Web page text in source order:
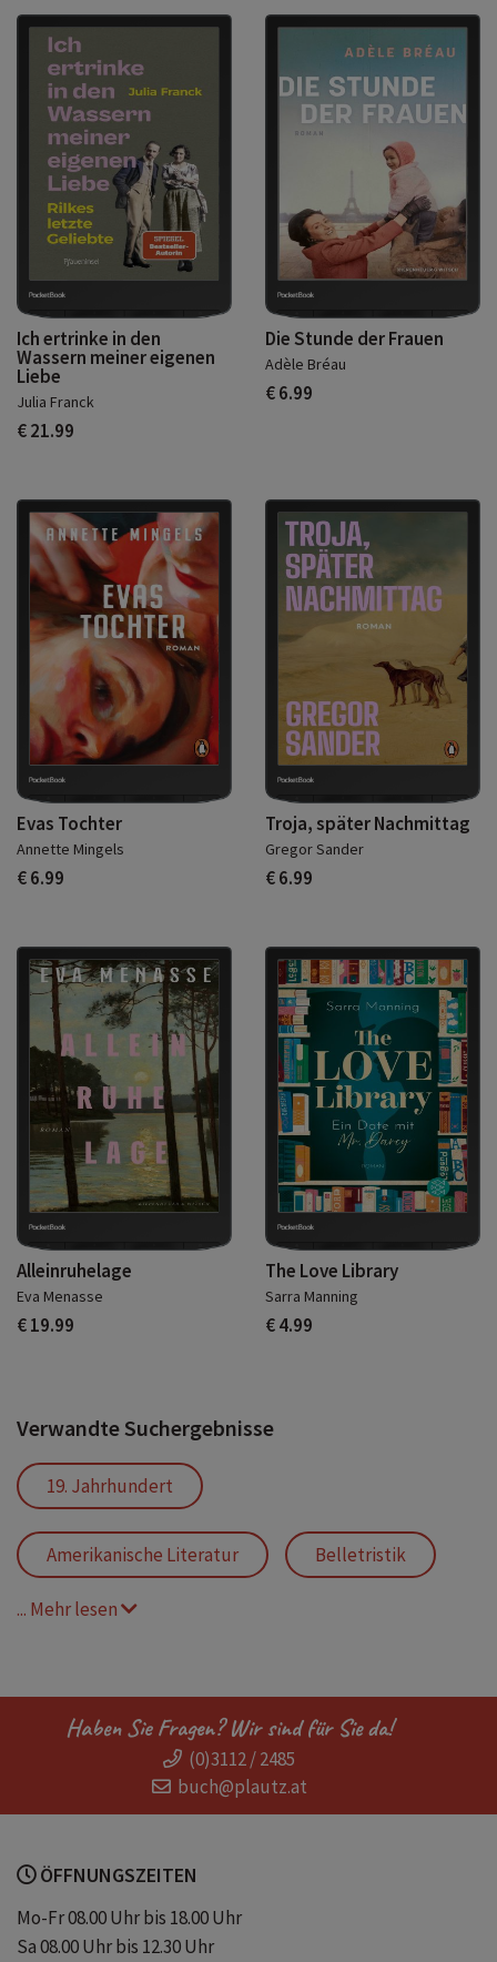
Ich ertrinke in den
Wassern meiner eigenen
Liebe
Julia Franck
€ 21.99
Die Stunde der Frauen
Adèle Bréau
€ 6.99
Evas Tochter
Annette Mingels
€ 6.99
Troja, später Nachmittag
Gregor Sander
€ 6.99
Alleinruhelage
Eva Menasse
€ 19.99
The Love Library
Sarra Manning
€ 4.99
Verwandte Suchergebnisse
19. Jahrhundert
Amerikanische Literatur Belletristik
Englisch
English Erläuterungen
Fremdsprachentext
... Mehr lesen
Haben Sie Fragen? Wir sind für Sie da!
(0)3112 / 2485
buch@plautz.at
ÖFFNUNGSZEITEN
Mo-Fr 08.00 Uhr bis 18.00 Uhr
Sa 08.00 Uhr bis 12.30 Uhr